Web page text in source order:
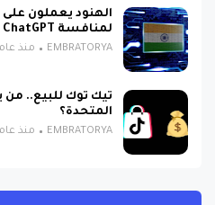
الهنود يعملون
لمنافسة ChatGPT و DeepSeek
EMBRATORYA منذ
تيك توك للبيع.. من
المتحدة؟
EMBRATORYA منذ